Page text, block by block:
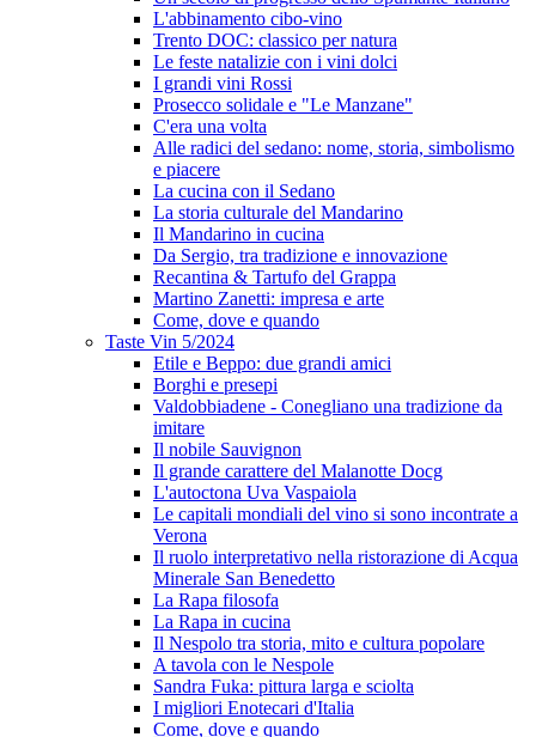
L'abbinamento cibo-vino
Trento DOC: classico per natura
Le feste natalizie con i vini dolci
I grandi vini Rossi
Prosecco solidale e "Le Manzane"
C'era una volta
Alle radici del sedano: nome, storia, simbolismo
e piacere
La cucina con il Sedano
La storia culturale del Mandarino
Il Mandarino in cucina
Da Sergio, tra tradizione e innovazione
Recantina & Tartufo del Grappa
Martino Zanetti: impresa e arte
Come, dove e quando
Taste Vin 5/2024
Etile e Beppo: due grandi amici
Borghi e presepi
Valdobbiadene - Conegliano una tradizione da
imitare
Il nobile Sauvignon
Il grande carattere del Malanotte Docg
L'autoctona Uva Vaspaiola
Le capitali mondiali del vino si sono incontrate a
Verona
Il ruolo interpretativo nella ristorazione di Acqua
Minerale San Benedetto
La Rapa filosofa
La Rapa in cucina
Il Nespolo tra storia, mito e cultura popolare
A tavola con le Nespole
Sandra Fuka: pittura larga e sciolta
I migliori Enotecari d'Italia
Come, dove e quando